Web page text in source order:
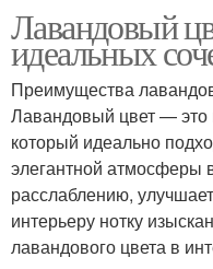
Лавандовый
идеальных
Преимущества
Лавандовый цвет — это
который идеально
элегантной атмосферы
расслаблению,
интерьеру нотку
лавандового цвета в